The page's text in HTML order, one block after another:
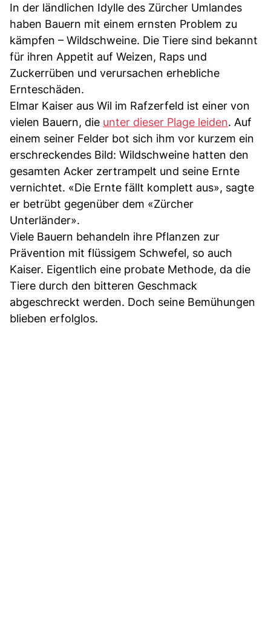
In der ländlichen Idylle des Zürcher Umlandes
haben Bauern mit einem ernsten Problem zu
kämpfen – Wildschweine. Die Tiere sind bekannt
für ihren Appetit auf Weizen, Raps und
Zuckerrüben und verursachen erhebliche
Ernteschäden.
Elmar Kaiser aus Wil im Rafzerfeld ist einer von
vielen Bauern, die unter dieser Plage leiden. Auf
einem seiner Felder bot sich ihm vor kurzem ein
erschreckendes Bild: Wildschweine hatten den
gesamten Acker zertrampelt und seine Ernte
vernichtet. «Die Ernte fällt komplett aus», sagte
er betrübt gegenüber dem «Zürcher
Unterländer».
Viele Bauern behandeln ihre Pflanzen zur
Prävention mit flüssigem Schwefel, so auch
Kaiser. Eigentlich eine probate Methode, da die
Tiere durch den bitteren Geschmack
abgeschreckt werden. Doch seine Bemühungen
blieben erfolglos.